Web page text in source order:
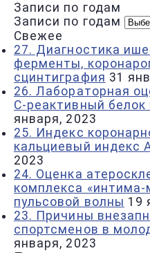
Записи по годам
Записи по годам
Свежее
27. Диагностика
ферменты,
сцинтиграфия 31
26. Лабораторная
С-реактивный белок
января, 2023
25. Индекс
кальциевый индекс
2023
24. Оценка
комплекса «интима-
пульсовой волны 19
23. Причины
спортсменов в
января, 2023